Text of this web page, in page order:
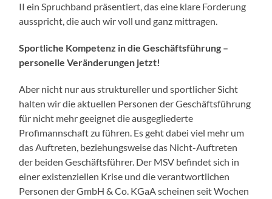
II ein Spruchband präsentiert, das eine klare Forderung
ausspricht, die auch wir voll und ganz mittragen.
Sportliche Kompetenz in die Geschäftsführung –
personelle Veränderungen jetzt!
Aber nicht nur aus struktureller und sportlicher Sicht
halten wir die aktuellen Personen der Geschäftsführung
für nicht mehr geeignet die ausgegliederte
Profimannschaft zu führen. Es geht dabei viel mehr um
das Auftreten, beziehungsweise das Nicht-Auftreten
der beiden Geschäftsführer. Der MSV befindet sich in
einer existenziellen Krise und die verantwortlichen
Personen der GmbH & Co. KGaA scheinen seit Wochen